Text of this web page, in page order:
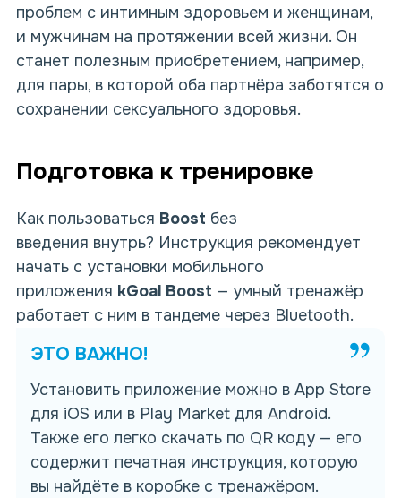
проблем с интимным здоровьем и женщинам,
и мужчинам на протяжении всей жизни. Он
станет полезным приобретением, например,
для пары, в которой оба партнёра заботятся о
сохранении сексуального здоровья.
Подготовка к тренировке
Как пользоваться Boost без
введения внутрь? Инструкция рекомендует
начать с установки мобильного
приложения kGoal Boost — умный тренажёр
работает с ним в тандеме через Bluetooth.
ЭТО ВАЖНО!
Установить приложение можно в App Store
для iOS или в Play Market для Android.
Также его легко скачать по QR коду — его
содержит печатная инструкция, которую
вы найдёте в коробке с тренажёром.